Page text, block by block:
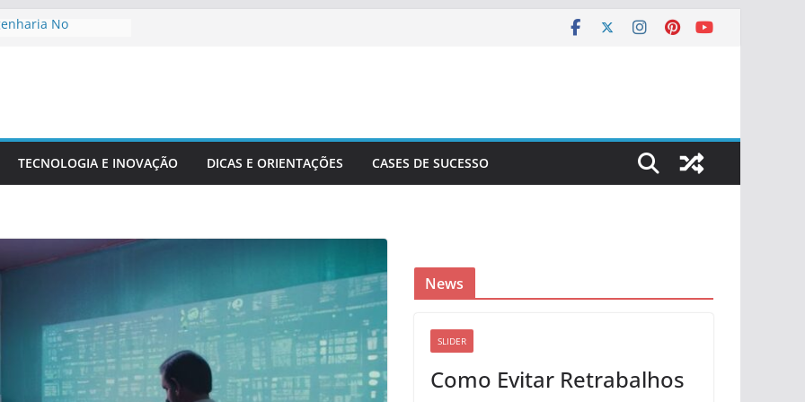
No
Ambiente:
Desenvolvimento
Civil Na
Aplicadas
TECNOLOGIA E INOVAÇÃO DICAS E ORIENTAÇÕES CASES DE SUCESSO
News
SLIDER
Como Evitar Retrabalhos